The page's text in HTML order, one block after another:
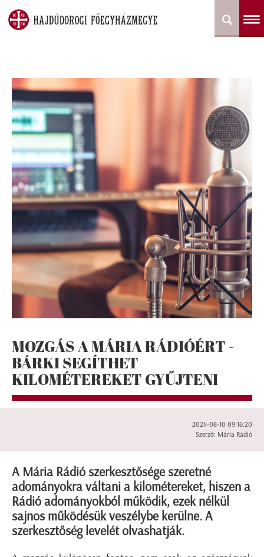
MOZGÁS A MÁRIA RÁDIÓÉRT -
BÁRKI SEGÍTHET
KILOMÉTEREKET GYŰJTENI
2024-08-10 09:16:20
Szerző: Mária Rádió
A Mária Rádió szerkesztősége szeretné
adományokra váltani a kilométereket, hiszen a
Rádió adományokból működik, ezek nélkül
sajnos működésük veszélybe kerülne. A
szerkesztőség levelét olvashatják.